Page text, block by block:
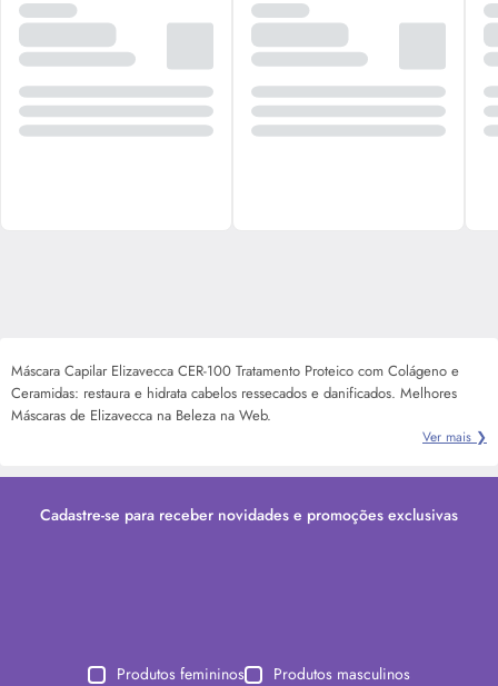
Máscara Capilar Elizavecca CER-100 Tratamento Proteico com Colágeno e
Ceramidas: restaura e hidrata cabelos ressecados e danificados. Melhores
Máscaras de Elizavecca na Beleza na Web.
Ver mais ❯
Cadastre-se para receber novidades e promoções exclusivas
Produtos femininos Produtos masculinos